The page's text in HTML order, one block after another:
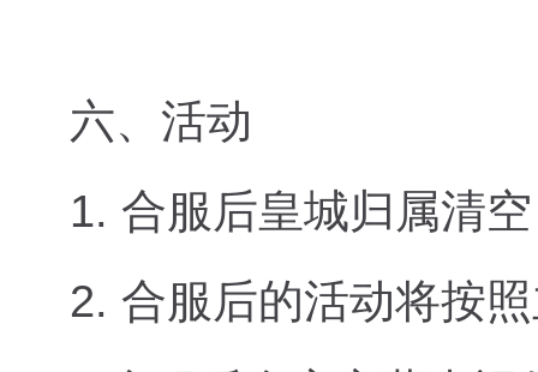
六、活动
1. 合服后皇城归属清空
2. 合服后的活动将按